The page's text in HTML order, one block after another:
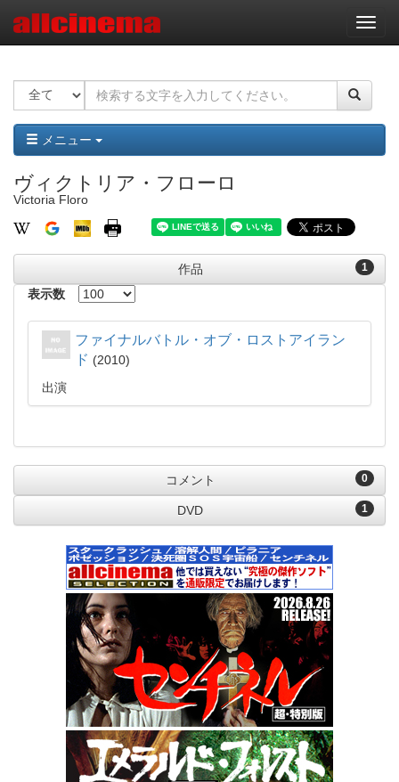
ナ
ビ
ー
ョ
ン
メニュー
ヴィクトリア・フローロ
Victoria Floro
1
作品
表示数
ファイナルバトル・オブ・ロストアイラン
ド
2010
出演
0
コメント
1
DVD